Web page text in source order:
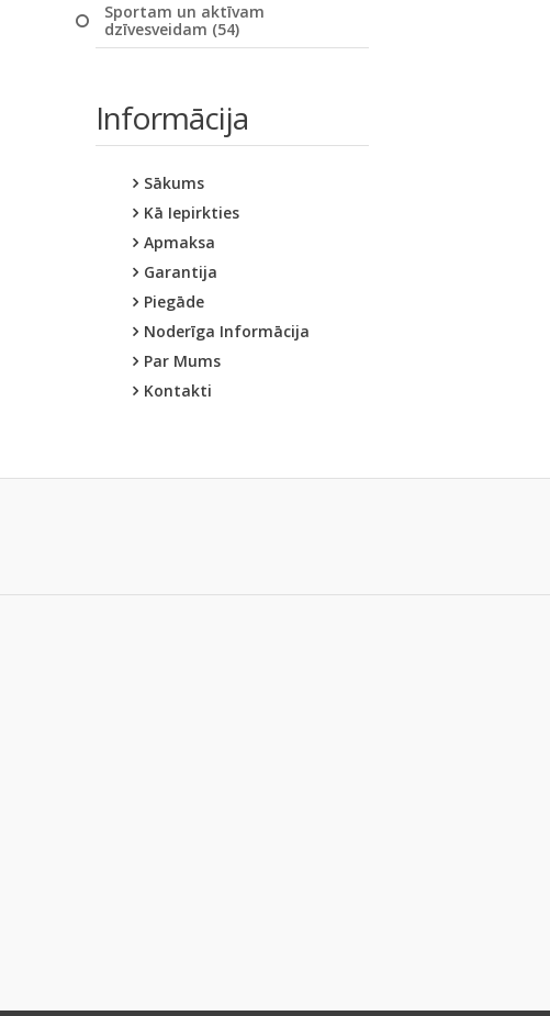
Sportam un aktīvam
dzīvesveidam (54)
Informācija
Sākums
Kā Iepirkties
Apmaksa
Garantija
Piegāde
Noderīga Informācija
Par Mums
Kontakti